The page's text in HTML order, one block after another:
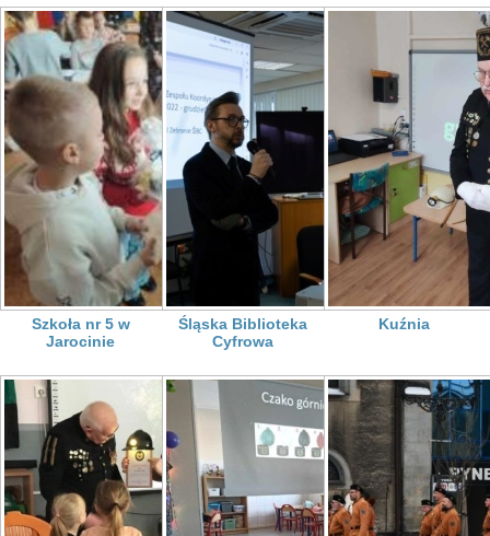
Szkoła nr 5 w
Jarocinie
Śląska Biblioteka
Cyfrowa
Kuźnia